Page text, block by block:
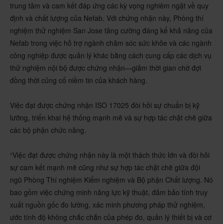
trung tâm và cam kết đáp ứng các kỳ vọng nghiêm ngặt về quy
định và chất lượng của Nefab. Với chứng nhận này, Phòng thí
nghiệm thử nghiệm San Jose tăng cường đáng kể khả năng của
Nefab trong việc hỗ trợ ngành chăm sóc sức khỏe và các ngành
công nghiệp được quản lý khác bằng cách cung cấp các dịch vụ
thử nghiệm nội bộ được chứng nhận—giảm thời gian chờ đợi
đồng thời củng cố niềm tin của khách hàng.
Việc đạt được chứng nhận ISO 17025 đòi hỏi sự chuẩn bị kỹ
lưỡng, triển khai hệ thống mạnh mẽ và sự hợp tác chặt chẽ giữa
các bộ phận chức năng.
“Việc đạt được chứng nhận này là một thách thức lớn và đòi hỏi
sự cam kết mạnh mẽ cũng như sự hợp tác chặt chẽ giữa đội
ngũ Phòng Thí nghiệm Kiểm nghiệm và Bộ phận Chất lượng. Nó
bao gồm việc chứng minh năng lực kỹ thuật, đảm bảo tính truy
xuất nguồn gốc đo lường, xác minh phương pháp thử nghiệm,
ước tính độ không chắc chắn của phép đo, quản lý thiết bị và cơ